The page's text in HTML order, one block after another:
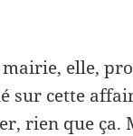
mairie, elle,
sur cette
rien que ça.